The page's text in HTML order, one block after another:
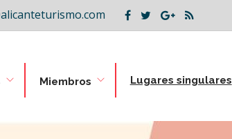
Miembros Lugares singulares